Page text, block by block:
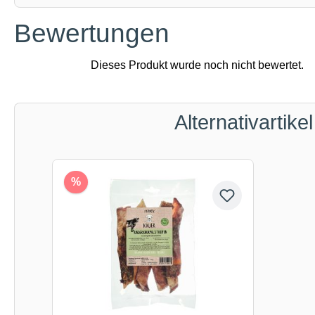
Bewertungen
Alternativartikel
Produktgalerie überspringen
%